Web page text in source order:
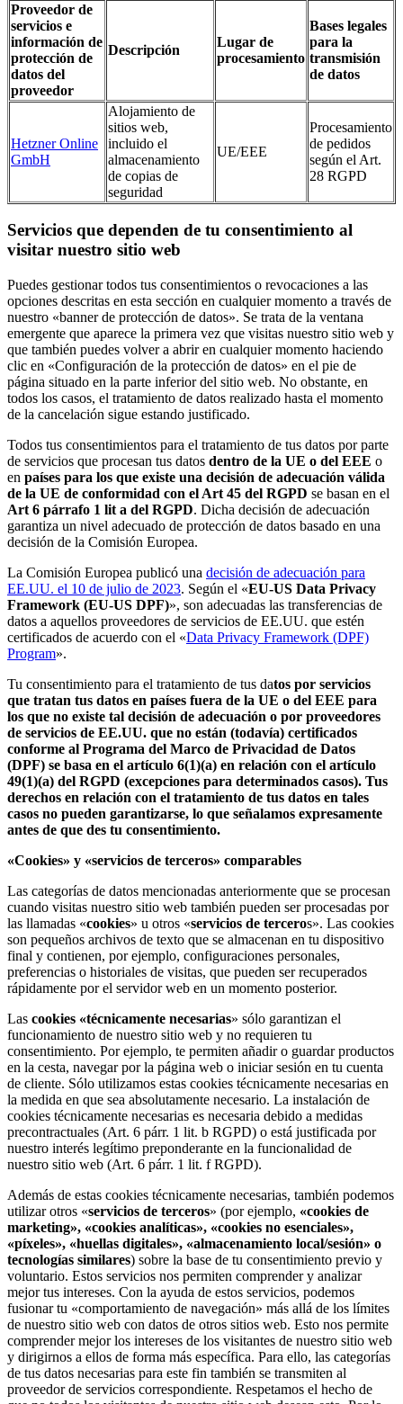
Proveedor de
servicios e
información de
protección de
datos del
proveedor
Descripción
Lugar de
procesamiento
Bases legales
para la
transmisión
de datos
Hetzner Online
GmbH
Alojamiento de
sitios web,
incluido el
almacenamiento
de copias de
seguridad
UE/EEE
Procesamiento
de pedidos
según el Art.
28 RGPD
Servicios que dependen de tu consentimiento al
visitar nuestro sitio web
Puedes gestionar todos tus consentimientos o revocaciones a las
opciones descritas en esta sección en cualquier momento a través de
nuestro «banner de protección de datos». Se trata de la ventana
emergente que aparece la primera vez que visitas nuestro sitio web y
que también puedes volver a abrir en cualquier momento haciendo
clic en «Configuración de la protección de datos» en el pie de
página situado en la parte inferior del sitio web. No obstante, en
todos los casos, el tratamiento de datos realizado hasta el momento
de la cancelación sigue estando justificado.
Todos tus consentimientos para el tratamiento de tus datos por parte
de servicios que procesan tus datos dentro de la UE o del EEE o
en países para los que existe una decisión de adecuación válida
de la UE de conformidad con el Art 45 del RGPD se basan en el
Art 6 párrafo 1 lit a del RGPD. Dicha decisión de adecuación
garantiza un nivel adecuado de protección de datos basado en una
decisión de la Comisión Europea.
La Comisión Europea publicó una decisión de adecuación para
EE.UU. el 10 de julio de 2023. Según el «EU-US Data Privacy
Framework (EU-US DPF)», son adecuadas las transferencias de
datos a aquellos proveedores de servicios de EE.UU. que estén
certificados de acuerdo con el «Data Privacy Framework (DPF)
Program».
Tu consentimiento para el tratamiento de tus datos por servicios
que tratan tus datos en países fuera de la UE o del EEE para
los que no existe tal decisión de adecuación o por proveedores
de servicios de EE.UU. que no están (todavía) certificados
conforme al Programa del Marco de Privacidad de Datos
(DPF) se basa en el artículo 6(1)(a) en relación con el artículo
49(1)(a) del RGPD (excepciones para determinados casos). Tus
derechos en relación con el tratamiento de tus datos en tales
casos no pueden garantizarse, lo que señalamos expresamente
antes de que des tu consentimiento.
«Cookies» y «servicios de terceros» comparables
Las categorías de datos mencionadas anteriormente que se procesan
cuando visitas nuestro sitio web también pueden ser procesadas por
las llamadas «cookies» u otros «servicios de terceros». Las cookies
son pequeños archivos de texto que se almacenan en tu dispositivo
final y contienen, por ejemplo, configuraciones personales,
preferencias o historiales de visitas, que pueden ser recuperados
rápidamente por el servidor web en un momento posterior.
Las cookies «técnicamente necesarias» sólo garantizan el
funcionamiento de nuestro sitio web y no requieren tu
consentimiento. Por ejemplo, te permiten añadir o guardar productos
en la cesta, navegar por la página web o iniciar sesión en tu cuenta
de cliente. Sólo utilizamos estas cookies técnicamente necesarias en
la medida en que sea absolutamente necesario. La instalación de
cookies técnicamente necesarias es necesaria debido a medidas
precontractuales (Art. 6 párr. 1 lit. b RGPD) o está justificada por
nuestro interés legítimo preponderante en la funcionalidad de
nuestro sitio web (Art. 6 párr. 1 lit. f RGPD).
Además de estas cookies técnicamente necesarias, también podemos
utilizar otros «servicios de terceros» (por ejemplo, «cookies de
marketing», «cookies analíticas», «cookies no esenciales»,
«píxeles», «huellas digitales», «almacenamiento local/sesión» o
tecnologías similares) sobre la base de tu consentimiento previo y
voluntario. Estos servicios nos permiten comprender y analizar
mejor tus intereses. Con la ayuda de estos servicios, podemos
fusionar tu «comportamiento de navegación» más allá de los límites
de nuestro sitio web con datos de otros sitios web. Esto nos permite
comprender mejor los intereses de los visitantes de nuestro sitio web
y dirigirnos a ellos de forma más específica. Para ello, las categorías
de tus datos necesarias para este fin también se transmiten al
proveedor de servicios correspondiente. Respetamos el hecho de